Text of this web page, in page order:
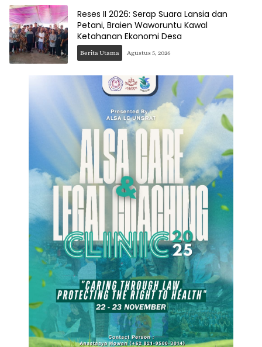
Reses II 2026: Serap Suara Lansia dan
Petani, Braien Waworuntu Kawal
Ketahanan Ekonomi Desa
Berita Utama Agustus 5, 2026